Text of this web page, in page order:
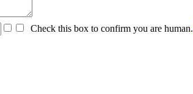
Check this box to confirm you are human.